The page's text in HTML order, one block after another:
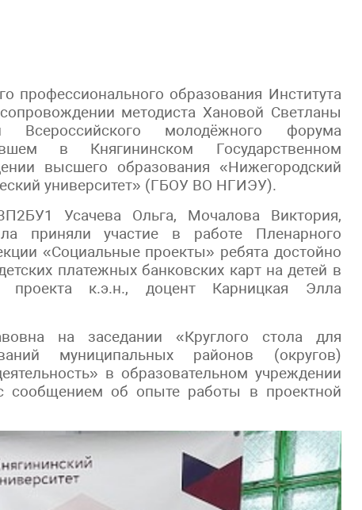
профессионального образования Института
методиста Хановой Светланы
Всероссийского молодёжного форума
в Княгининском Государственном
высшего образования «Нижегородский
университет» (ГБОУ ВО НГИЭУ).
Усачева Ольга, Мочалова Виктория,
приняли участие в работе Пленарного
«Социальные проекты» ребята достойно
платежных банковских карт на детей в
проекта к.э.н., доцент Карницкая Элла
на заседании «Круглого стола для
муниципальных районов (округов)
в образовательном учреждении
сообщением об опыте работы в проектной